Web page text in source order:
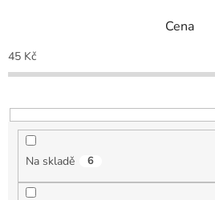
p
r
o
u
Cena
45 Kč
Na skladě 6